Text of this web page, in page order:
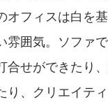
オフィスは白を
雰囲気。ソファ
合せができたり
り、クリエイテ